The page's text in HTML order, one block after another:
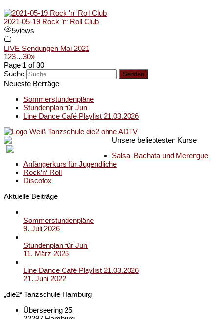
2021-05-19 Rock ’n‘ Roll Club
5views
LIVE-Sendungen Mai 2021
123…30»
Page 1 of 30
Suche
Senden
Neueste Beiträge
Sommerstundenpläne
Stundenplan für Juni
Line Dance Café Playlist 21.03.2026
Unsere beliebtesten Kurse
Salsa, Bachata und Merengue
Anfängerkurs für Jugendliche
Rock’n‘ Roll
Discofox
Aktuelle Beiträge
Sommerstundenpläne
9. Juli 2026
Stundenplan für Juni
11. März 2026
Line Dance Café Playlist 21.03.2026
21. Juni 2022
„die2“ Tanzschule Hamburg
Überseering 25